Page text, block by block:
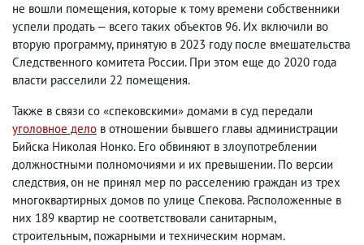
не вошли помещения, которые к тому времени собственники
успели продать — всего таких объектов 96. Их включили во
вторую программу, принятую в 2023 году после вмешательства
Следственного комитета России. При этом еще до 2020 года
власти расселили 22 помещения.
Также в связи со «спековскими» домами в суд передали
уголовное дело в отношении бывшего главы администрации
Бийска Николая Нонко. Его обвиняют в злоупотреблении
должностными полномочиями и их превышении. По версии
следствия, он не принял мер по расселению граждан из трех
многоквартирных домов по улице Спекова. Расположенные в
них 189 квартир не соответствовали санитарным,
строительным, пожарными и техническим нормам.